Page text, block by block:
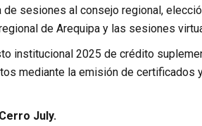
de sesiones al consejo regional,
de Arequipa y las sesiones
institucional 2025 de crédito
mediante la emisión de
July.